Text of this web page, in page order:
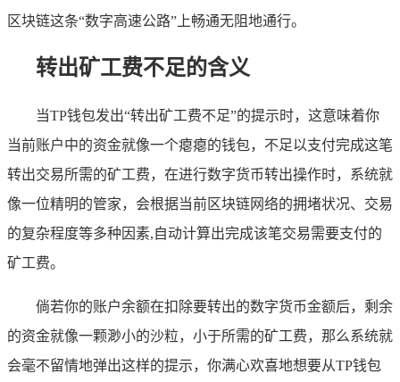
区块链这条“数字高速公路”上畅通无阻地通行。
转出矿工费不足的含义
当TP钱包发出“转出矿工费不足”的提示时，这意味着你
当前账户中的资金就像一个瘪瘪的钱包，不足以支付完成这笔
转出交易所需的矿工费，在进行数字货币转出操作时，系统就
像一位精明的管家，会根据当前区块链网络的拥堵状况、交易
的复杂程度等多种因素,自动计算出完成该笔交易需要支付的
矿工费。
倘若你的账户余额在扣除要转出的数字货币金额后，剩余
的资金就像一颗渺小的沙粒，小于所需的矿工费，那么系统就
会毫不留情地弹出这样的提示，你满心欢喜地想要从TP钱包